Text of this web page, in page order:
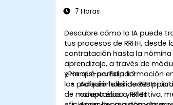
7 Horas
Descubre cómo la IA puede
tus procesos de RRHH, desde
contratación hasta la nómina
aprendizaje, a través de
y Hands-on. Esta formación
los profesionales de RRHH
de manera ética y efectiva,
¿Por qué participar?
Adquirir habilidades
adaptadas a RRHH